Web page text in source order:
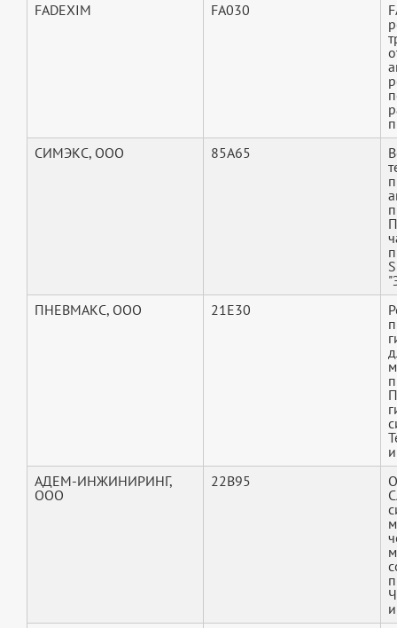
FADEXIM
FA030
СИМЭКС, ООО
85A65
ПНЕВМАКС, ООО
21E30
АДЕМ-ИНЖИНИРИНГ,
ООО
22B95